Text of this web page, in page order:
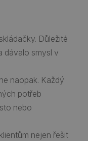
Důležité
dávalo smysl v
naopak. Každý
potřeb
nebo
nejen řešit